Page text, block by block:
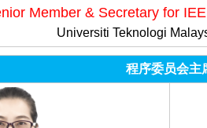
Member & Secretary for
Universiti Teknologi
程序委员会主